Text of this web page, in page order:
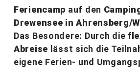
Feriencamp auf den
Drewensee in Ahrensberg/
Das Besondere: Durch die
Abreise lässt sich die
eigene Ferien- und